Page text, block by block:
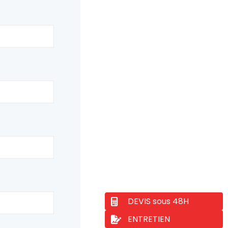
DEVIS sous 48H
ENTRETIEN